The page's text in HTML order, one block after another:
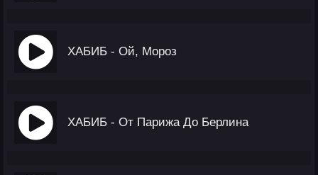
ХАБИБ - Ой, Мороз
ХАБИБ - От Парижа До Берлина